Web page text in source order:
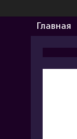
Главная